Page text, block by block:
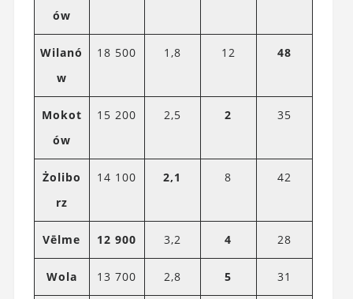
ów
Wilanó
w
18 500 1,8 12 48
Mokot
ów
15 200 2,5 2 35
Żolibo
rz
14 100 2,1 8 42
Vēlme 12 900 3,2 4 28
Wola 13 700 2,8 5 31